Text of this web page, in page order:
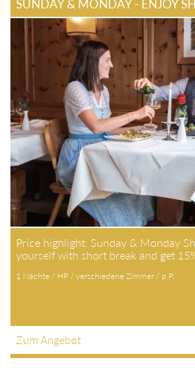
SUNDAY & MONDAY - ENJOY
Price highlight: Sunday & Monday
yourself with short break and get
1 Nächte / HP / verschiedene Zimmer / p.P.
Zum Angebot